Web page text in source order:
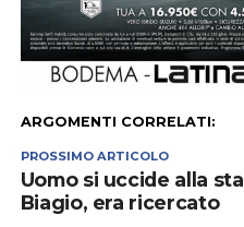
ARGOMENTI CORRELATI:
PROSSIMO ARTICOLO
Uomo si uccide alla
Biagio, era ricercato